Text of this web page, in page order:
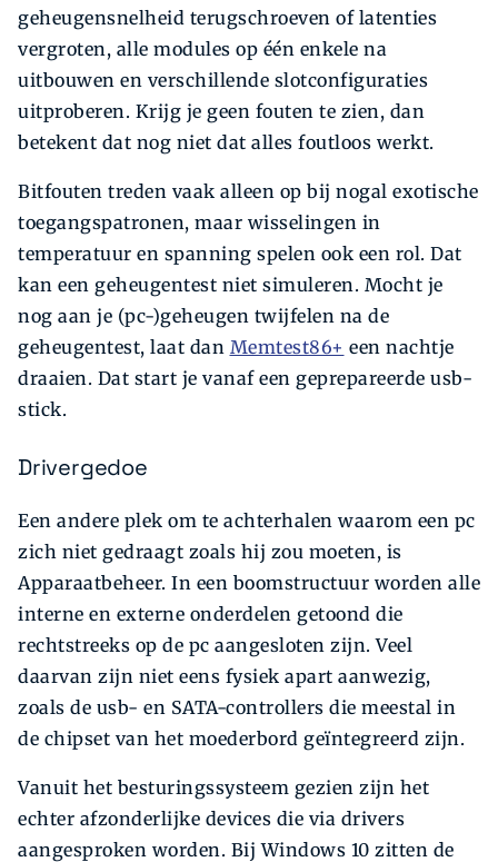
geheugensnelheid terugschroeven of latenties
vergroten, alle modules op één enkele na
uitbouwen en verschillende slotconfiguraties
uitproberen. Krijg je geen fouten te zien, dan
betekent dat nog niet dat alles foutloos werkt.
Bitfouten treden vaak alleen op bij nogal exotische
toegangspatronen, maar wisselingen in
temperatuur en spanning spelen ook een rol. Dat
kan een geheugentest niet simuleren. Mocht je
nog aan je (pc-)geheugen twijfelen na de
geheugentest, laat dan Memtest86+ een nachtje
draaien. Dat start je vanaf een geprepareerde usb-
stick.
Drivergedoe
Een andere plek om te achterhalen waarom een pc
zich niet gedraagt zoals hij zou moeten, is
Apparaatbeheer. In een boomstructuur worden alle
interne en externe onderdelen getoond die
rechtstreeks op de pc aangesloten zijn. Veel
daarvan zijn niet eens fysiek apart aanwezig,
zoals de usb- en SATA-controllers die meestal in
de chipset van het moederbord geïntegreerd zijn.
Vanuit het besturingssysteem gezien zijn het
echter afzonderlijke devices die via drivers
aangesproken worden. Bij Windows 10 zitten de